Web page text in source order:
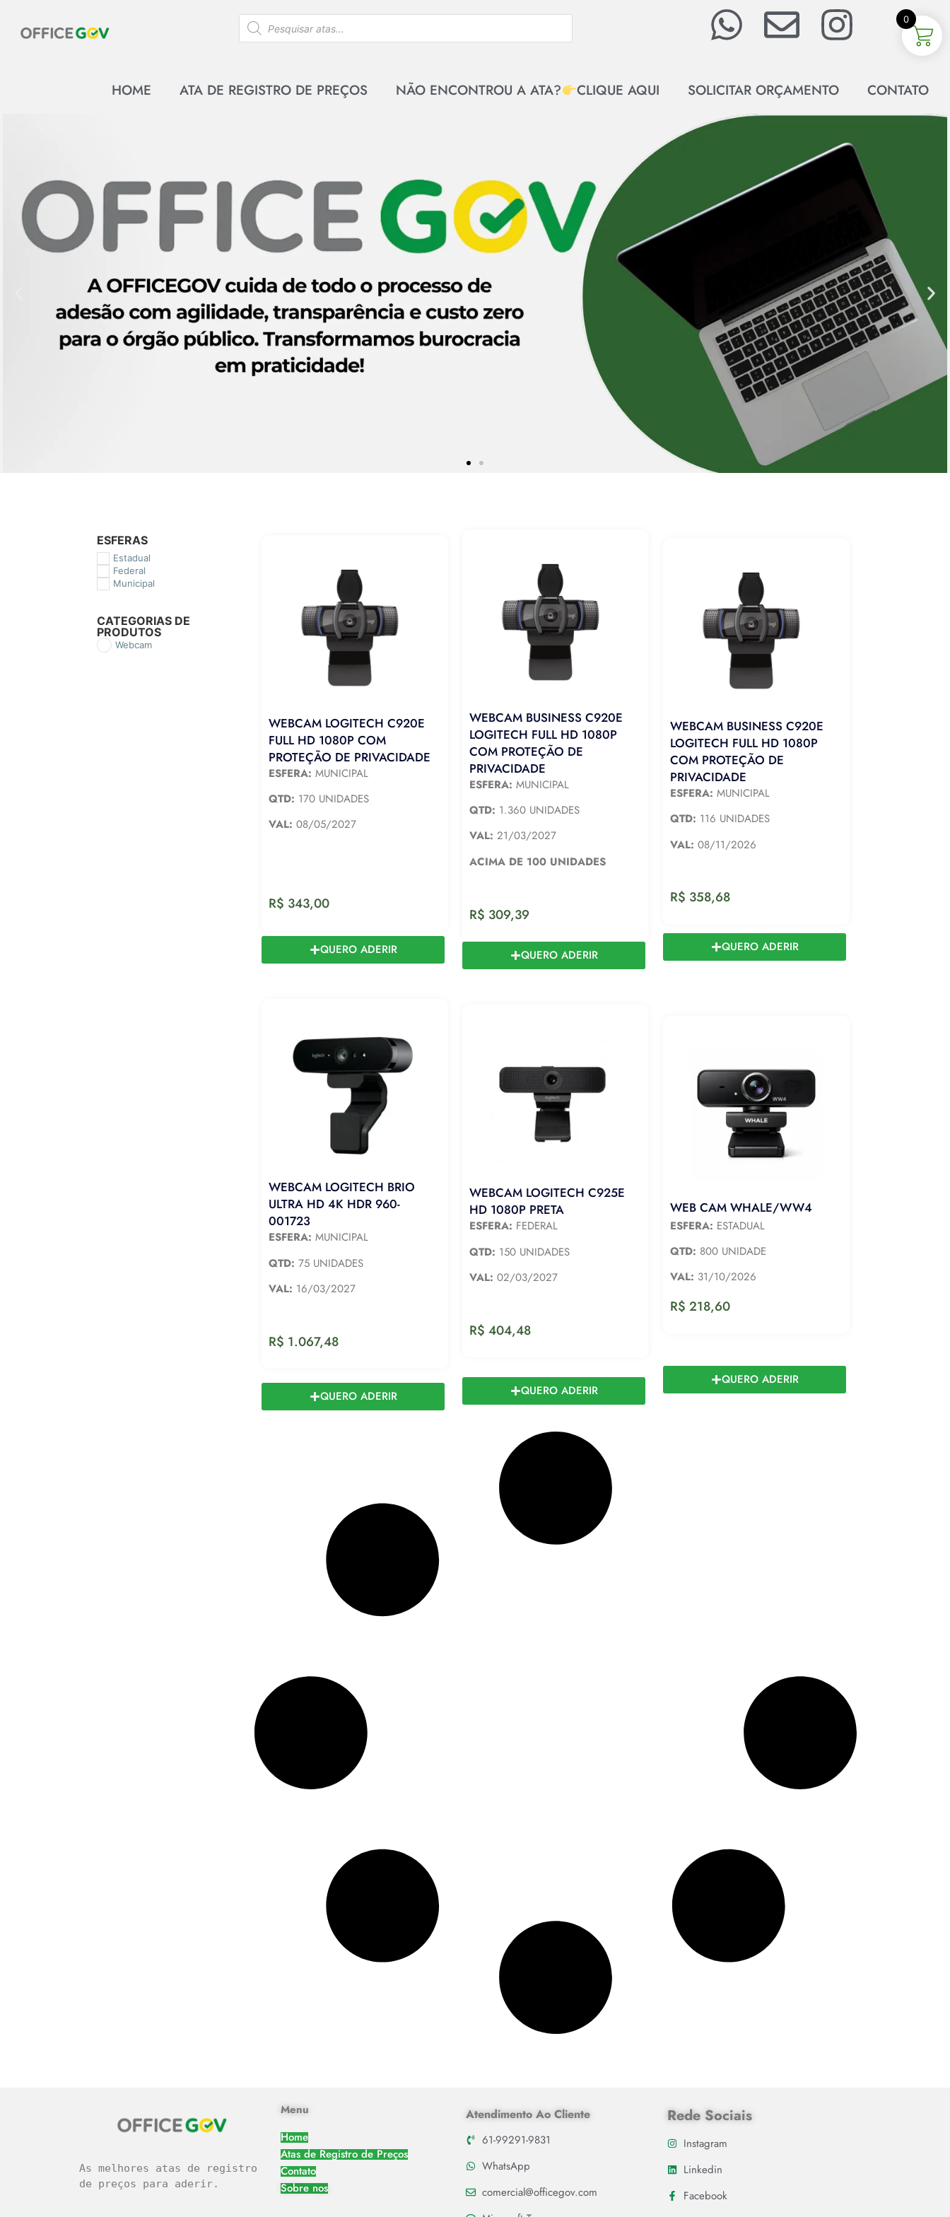
HOME ATA DE REGISTRO DE PREÇOS NÃO ENCONTROU A ATA? CLIQUE AQUI SOLICITAR ORÇAMENTO CONTATO
ESFERAS
Estadual
Federal
Municipal
CATEGORIAS DE
PRODUTOS
Webcam
WEBCAM LOGITECH C920E
FULL HD 1080P COM
PROTEÇÃO DE PRIVACIDADE
ESFERA: MUNICIPAL
QTD: 170 UNIDADES
VAL: 08/05/2027
R$ 343,00
QUERO ADERIR
WEBCAM BUSINESS C920E
LOGITECH FULL HD 1080P
COM PROTEÇÃO DE
PRIVACIDADE
ESFERA: MUNICIPAL
QTD: 1.360 UNIDADES
VAL: 21/03/2027
ACIMA DE 100 UNIDADES
R$ 309,39
QUERO ADERIR
WEBCAM BUSINESS C920E
LOGITECH FULL HD 1080P
COM PROTEÇÃO DE
PRIVACIDADE
ESFERA: MUNICIPAL
QTD: 116 UNIDADES
VAL: 08/11/2026
R$ 358,68
QUERO ADERIR
WEBCAM LOGITECH BRIO
ULTRA HD 4K HDR 960-
001723
ESFERA: MUNICIPAL
QTD: 75 UNIDADES
VAL: 16/03/2027
R$ 1.067,48
QUERO ADERIR
WEBCAM LOGITECH C925E
HD 1080P PRETA
ESFERA: FEDERAL
QTD: 150 UNIDADES
VAL: 02/03/2027
R$ 404,48
QUERO ADERIR
WEB CAM WHALE/WW4
ESFERA: ESTADUAL
QTD: 800 UNIDADE
VAL: 31/10/2026
R$ 218,60
QUERO ADERIR
As melhores atas de registro
de preços para aderir.
Menu
Home
Atas de Registro de Preços
Contato
Sobre nos
Atendimento Ao Cliente
61-99291-9831
WhatsApp
comercial@officegov.com
Rede Sociais
Instagram
Linkedin
Facebook
0